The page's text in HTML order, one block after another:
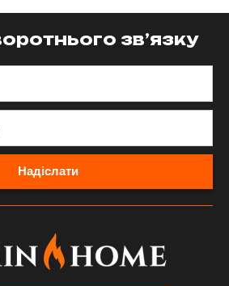
зв’язку